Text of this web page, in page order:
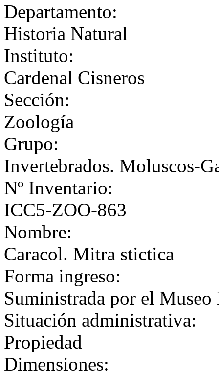
Departamento:
Historia Natural
Instituto:
Cardenal Cisneros
Sección:
Zoología
Grupo:
Invertebrados. Moluscos-
Nº Inventario:
ICC5-ZOO-863
Nombre:
Caracol. Mitra stictica
Forma ingreso:
Suministrada por el
Situación administrativa:
Propiedad
Dimensiones: